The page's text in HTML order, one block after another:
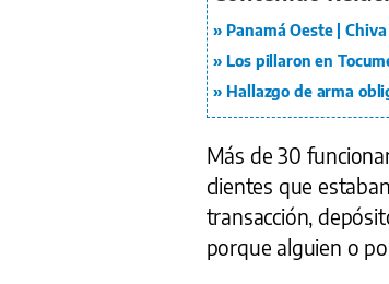
Panamá Oeste |
Los pillaron en
Hallazgo de arma
Más de 30
clientes que
transacción,
porque alguien o